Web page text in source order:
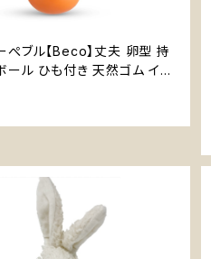
ぺブル【Beco】丈夫 卵型 持
ール ひも付き 天然ゴム イエ
ジ